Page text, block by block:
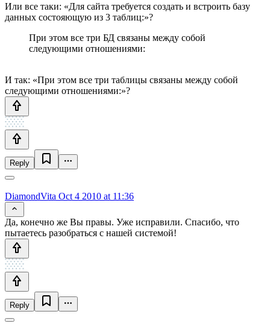
Или все таки: «Для сайта требуется создать и встроить базу
данных состояющую из 3 таблиц:»?
При этом все три БД связаны между собой
следующими отношениями:
И так: «При этом все три таблицы связаны между собой
следующими отношениями:»?
Reply
DiamondVita Oct 4 2010 at 11:36
Да, конечно же Вы правы. Уже исправили. Спасибо, что
пытаетесь разобраться с нашей системой!
Reply